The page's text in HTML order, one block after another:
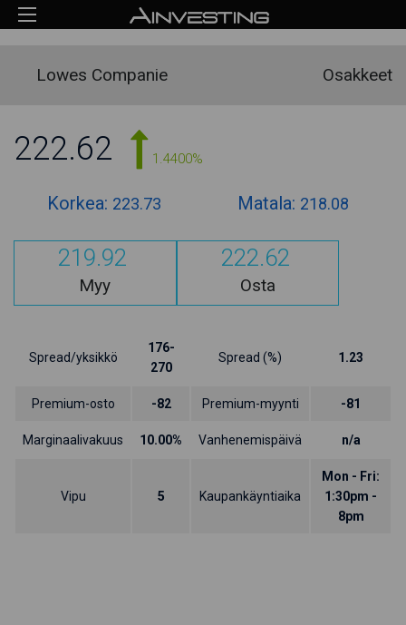
Lowes Companie Osakkeet
222.62 1.4400%
Korkea: 223.73 Matala: 218.08
219.92
Myy
222.62
Osta
Spread/yksikkö
176-
270
Spread (%) 1.23
Premium-osto -82 Premium-myynti -81
Marginaalivakuus 10.00% Vanhenemispäivä n/a
Vipu 5 Kaupankäyntiaika
Mon - Fri:
1:30pm -
8pm